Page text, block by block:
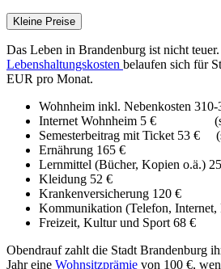
Kleine Preise
Das Leben in Brandenburg ist nicht
Lebenshaltungskosten belaufen sich für
EUR pro Monat.
Wohnheim inkl. Nebenkosten 310-
Internet Wohnheim 5 €
Semesterbeitrag mit Ticket 53 €
Ernährung 165 €
Lernmittel (Bücher, Kopien o.ä.)
Kleidung 52 €
Krankenversicherung 120 €
Kommunikation (Telefon, Internet,
Freizeit, Kultur und Sport 68 €
Obendrauf zahlt die Stadt Brandenburg
Jahr eine Wohnsitzprämie von 100 €,